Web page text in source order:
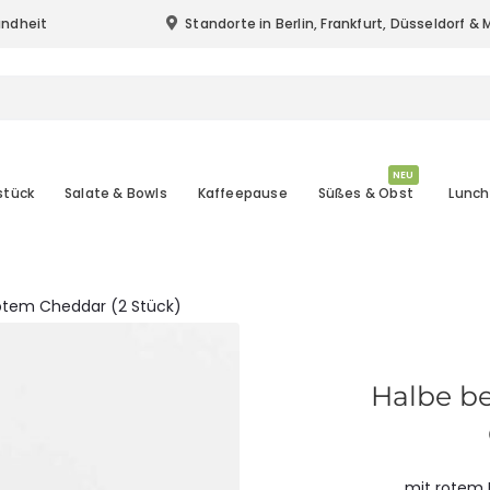
Standort & Lieferung in Berlin, Frankfurt
Standorte in Berlin, Frankfurt, Düsseldorf &
Salate & Bowls Kaffeepause Süßes & Obst
NEU
Cheddar (2 Stück)
Halbe